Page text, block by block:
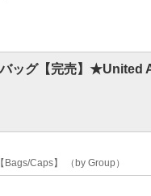
ッグ【完売】★United
Caps】 （by Group）